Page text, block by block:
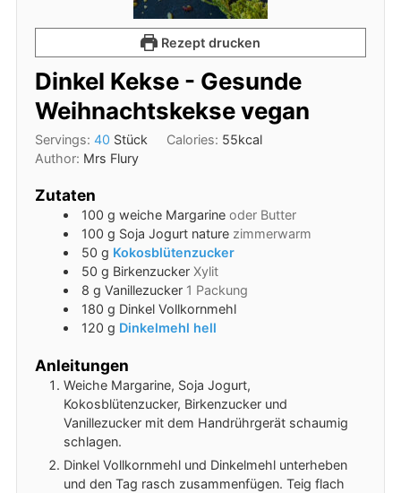
Rezept drucken
Dinkel Kekse - Gesunde
Weihnachtskekse vegan
Servings: 40 Stück Calories: 55kcal
Author: Mrs Flury
Zutaten
100 g weiche Margarine oder Butter
100 g Soja Jogurt nature zimmerwarm
50 g Kokosblütenzucker
50 g Birkenzucker Xylit
8 g Vanillezucker 1 Packung
180 g Dinkel Vollkornmehl
120 g Dinkelmehl hell
Anleitungen
Weiche Margarine, Soja Jogurt,
Kokosblütenzucker, Birkenzucker und
Vanillezucker mit dem Handrührgerät schaumig
schlagen.
Dinkel Vollkornmehl und Dinkelmehl unterheben
und den Tag rasch zusammenfügen. Teig flach